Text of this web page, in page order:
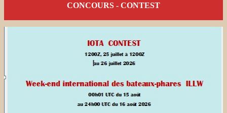
CONCOURS - CONTEST